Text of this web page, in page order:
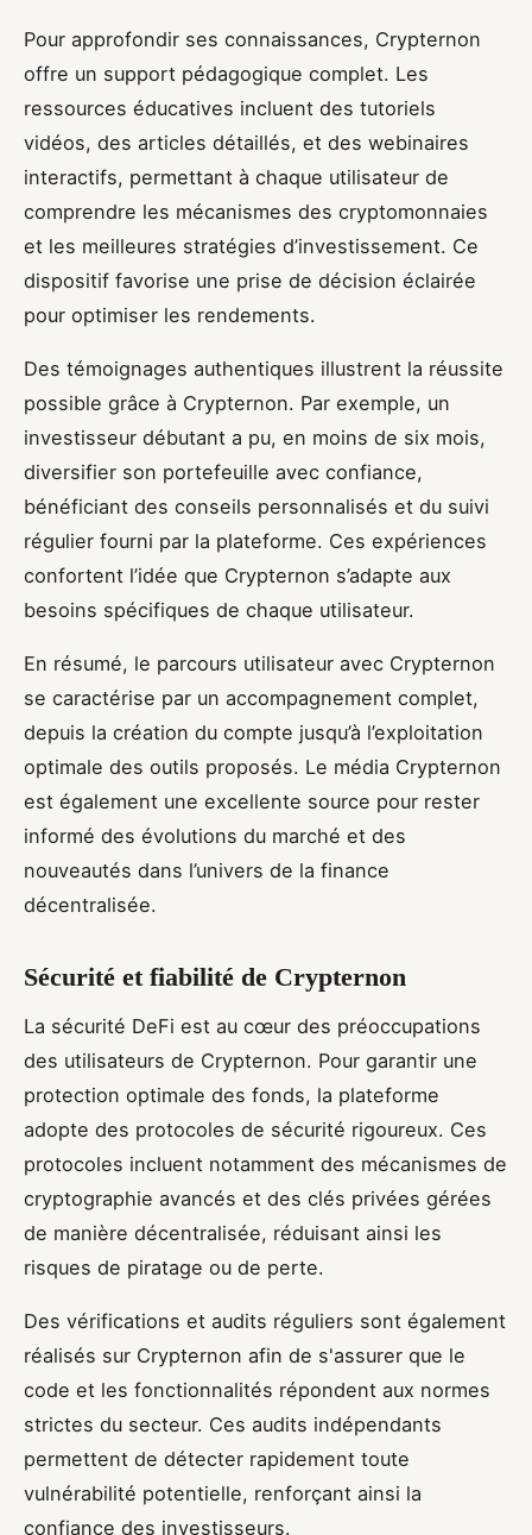
Pour approfondir ses connaissances, Crypternon
offre un support pédagogique complet. Les
ressources éducatives incluent des tutoriels
vidéos, des articles détaillés, et des webinaires
interactifs, permettant à chaque utilisateur de
comprendre les mécanismes des cryptomonnaies
et les meilleures stratégies d’investissement. Ce
dispositif favorise une prise de décision éclairée
pour optimiser les rendements.
Des témoignages authentiques illustrent la réussite
possible grâce à Crypternon. Par exemple, un
investisseur débutant a pu, en moins de six mois,
diversifier son portefeuille avec confiance,
bénéficiant des conseils personnalisés et du suivi
régulier fourni par la plateforme. Ces expériences
confortent l’idée que Crypternon s’adapte aux
besoins spécifiques de chaque utilisateur.
En résumé, le parcours utilisateur avec Crypternon
se caractérise par un accompagnement complet,
depuis la création du compte jusqu’à l’exploitation
optimale des outils proposés. Le média Crypternon
est également une excellente source pour rester
informé des évolutions du marché et des
nouveautés dans l’univers de la finance
décentralisée.
Sécurité et fiabilité de Crypternon
La sécurité DeFi est au cœur des préoccupations
des utilisateurs de Crypternon. Pour garantir une
protection optimale des fonds, la plateforme
adopte des protocoles de sécurité rigoureux. Ces
protocoles incluent notamment des mécanismes de
cryptographie avancés et des clés privées gérées
de manière décentralisée, réduisant ainsi les
risques de piratage ou de perte.
Des vérifications et audits réguliers sont également
réalisés sur Crypternon afin de s'assurer que le
code et les fonctionnalités répondent aux normes
strictes du secteur. Ces audits indépendants
permettent de détecter rapidement toute
vulnérabilité potentielle, renforçant ainsi la
confiance des investisseurs.